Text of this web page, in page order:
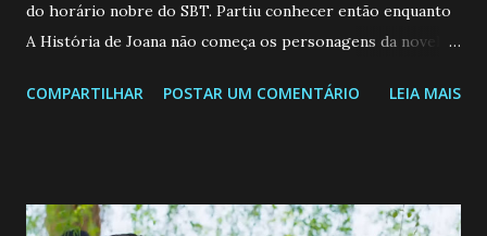
do horário nobre do SBT. Partiu conhecer então enquanto
A História de Joana não começa os personagens da novela?
de 25/05/26 a 31/05/26 JOANA GUADALUPE (Camila
permanecer virgem até encontrar o homem que realmente
COMPARTILHAR POSTAR UM COMENTÁRIO LEIA MAIS